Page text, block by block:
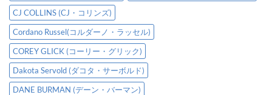
CJ COLLINS (CJ・コリンズ)
Cordano Russel(コルダーノ・ラッセル)
COREY GLICK (コーリー・グリック)
Dakota Servold (ダコタ・サーボルド)
DANE BURMAN (デーン・バーマン)